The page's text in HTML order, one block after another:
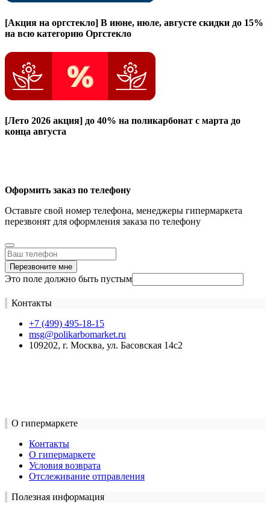
[Акция на оргстекло] В июне, июле, августе скидки до 15%
на всю категорию Оргстекло
[Лето 2026 акция] до 40% на поликарбонат с марта до
конца августа
Оформить заказ по телефону
Оставьте свой номер телефона, менеджеры гипермаркета
перезвонят для оформления заказа по телефону
Перезвоните мне
Это поле должно быть пустым
Контакты
+7 (499) 495-18-15
msg@polikarbomarket.ru
109202, г. Москва, ул. Басовская 14с2
О гипермаркете
Контакты
О гипермаркете
Условия возврата
Отслеживание отправления
Полезная информация